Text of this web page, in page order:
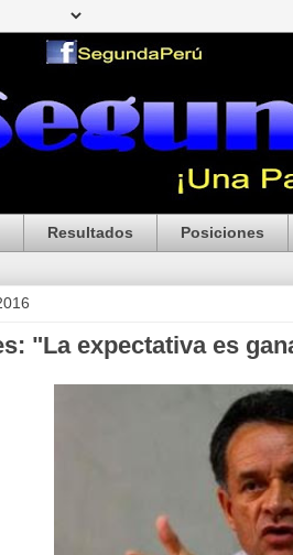
Resultados Posiciones
"La expectativa es